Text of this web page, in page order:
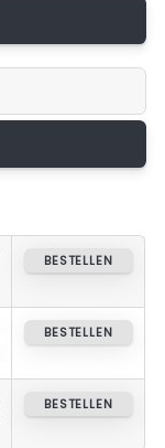
BESTELLEN
BESTELLEN
BESTELLEN